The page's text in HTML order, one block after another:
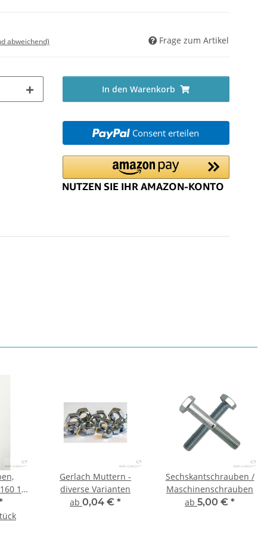
abweichend) Frage zum Artikel
In den Warenkorb
Consent erteilen
1
Gerlach Muttern -
diverse Varianten
ab 0,04 € *
Sechskantschrauben /
Maschinenschrauben
ab 5,00 € *